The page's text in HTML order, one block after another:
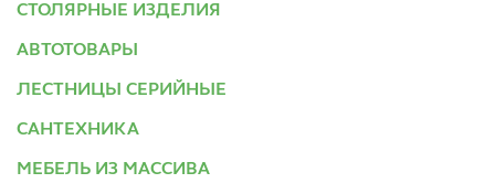
СТОЛЯРНЫЕ ИЗДЕЛИЯ
АВТОТОВАРЫ
ЛЕСТНИЦЫ СЕРИЙНЫЕ
САНТЕХНИКА
МЕБЕЛЬ ИЗ МАССИВА